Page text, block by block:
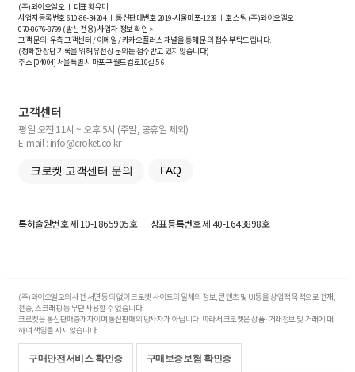
(주)와이오엘오 ㅣ 대표 황유미
사업자등록번호610-86-34204ㅣ 통신판매번호 2019-서울마포-1239 ㅣ 호스팅 (주)와이오엘오
070-8676-8799 (발신 전용)사업자 정보 확인 >
고객 문의: 우측 고객센터 / 이메일 / 카카오플러스 채널을 통해 문의 접수 부탁드립니다.
(정확한 상담 기록을 위해 유선상 문의는 접수받고 있지 않습니다)
주소 [04004] 서울특별시 마포구 월드컵로10길5-6
고객센터
평일 오전 11시 ~ 오후 5시 (주말, 공휴일 제외)
E-mail : info@croket.co.kr
크로켓 고객센터 문의 FAQ
특허출원번호제 10-1865905호 상표등록번호제 40-1643898호
(주)와이오엘오의 사전 서면 동의 없이 크로켓 사이트의 일체의 정보, 콘텐츠 및 UI등을 상업적 목적으로 전재,
전송, 스크래핑 등 무단 사용할 수 없습니다.
크로켓은 통신판매중개자이며 통신판매의 당사자가 아닙니다. 따라서 크로켓은 상품·거래정보 및 거래에 대
하여 책임을 지지 않습니다.
구매안전서비스 확인증 구매보증보험 확인증